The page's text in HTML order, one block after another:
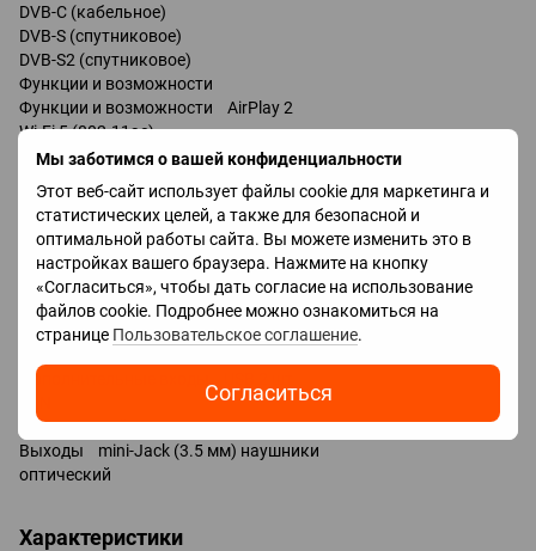
Мы заботимся о вашей конфиденциальности
Этот веб-сайт использует файлы cookie для маркетинга и
статистических целей, а также для безопасной и
оптимальной работы сайта. Вы можете изменить это в
настройках вашего браузера. Нажмите на кнопку
«Согласиться», чтобы дать согласие на использование
файлов cookie. Подробнее можно ознакомиться на
странице Пользовательское соглашение.
Согласиться
DVB-C (кабельное)
DVB-S (спутниковое)
DVB-S2 (спутниковое)
Функции и возможности
Функции и возможности AirPlay 2
Wi-Fi 5 (802.11ac)
Miracast
управление голосом
Google Assistant
Разъемы
HDMI 4 шт
Версия HDMI v 2.1
Дополнительные входы USB 2 шт
композитный AV-вход
Выходы mini-Jack (3.5 мм) наушники
оптический
Характеристики